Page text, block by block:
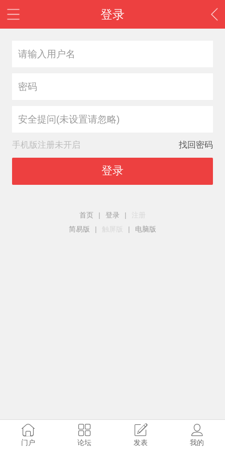
登录
安全提问(未设置请忽略)
手机版注册未开启 找回密码
登录
首页 | 登录 |
注册
简易版
| 触屏版 | 电脑版
门户 论坛 发表 我的